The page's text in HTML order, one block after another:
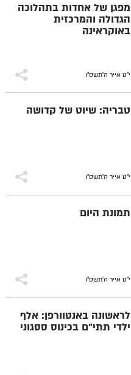
מפגן של אחדות בתהלוכה
הגדולה והמרכזית
באוקראינה
י"ט אייר ה׳תשס״ו
טבריה: שיוט של קדושה
י"ט אייר ה׳תשס״ו
תמונת היום
י"ט אייר ה׳תשס״ו
לראשונה באנטוורפן: אלף
ילדי תתי"ם בכינוס ססגוני